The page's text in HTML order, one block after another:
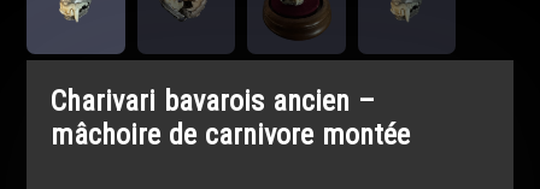
Charivari bavarois ancien –
mâchoire de carnivore montée